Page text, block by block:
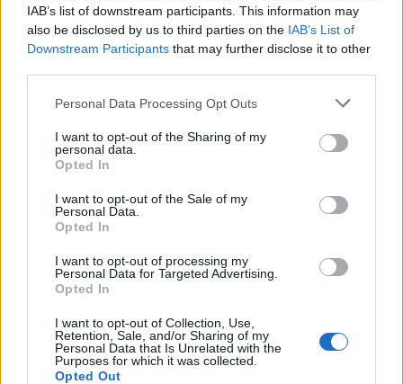
IAB’s list of downstream participants. This information may
also be disclosed by us to third parties on the IAB’s List of
Downstream Participants that may further disclose it to other
Please note that this website/app uses one or more Google
not limited to your visit or usage behaviour. You may click to
grant or deny consent to Google and its third-party tags to
use your data for below specified purposes in below Google
consent section.
Personal Data Processing Opt Outs
I want to opt-out of the Sharing of my
personal data.
Opted In
I want to opt-out of the Sale of my
Personal Data.
Opted In
I want to opt-out of processing my
Personal Data for Targeted Advertising.
Opted In
I want to opt-out of Collection, Use,
Retention, Sale, and/or Sharing of my
Personal Data that Is Unrelated with the
Purposes for which it was collected.
Opted Out
TEMI: Musica Olbia Sebastian Cabras Bes
Entra nel canale telegram di
GalluraOggi.it
Su WhatsApp al numero +39